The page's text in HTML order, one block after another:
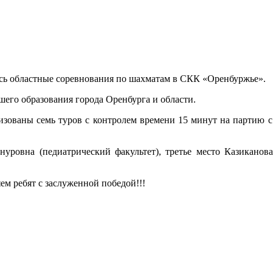
областные соревнования по шахматам в СКК «Оренбуржье».
образования города Оренбурга и области.
семь туров с контролем времени 15 минут на партию
(педиатрический факультет), третье место
ребят с заслуженной победой!!!